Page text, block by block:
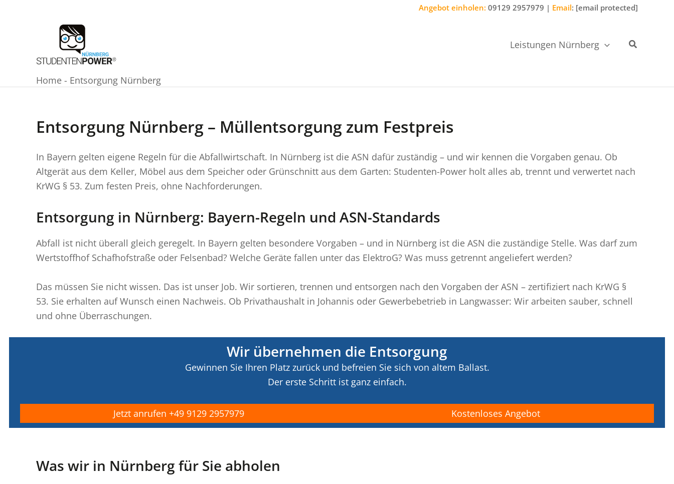
Angebot einholen: 09129 2957979 | Email: [email protected]
Leistungen Nürnberg Suchen
Home - Entsorgung Nürnberg
Entsorgung Nürnberg – Müllentsorgung zum Festpreis
In Bayern gelten eigene Regeln für die Abfallwirtschaft. In Nürnberg ist die ASN dafür zuständig – und wir kennen die Vorgaben genau. Ob
Altgerät aus dem Keller, Möbel aus dem Speicher oder Grünschnitt aus dem Garten: Studenten-Power holt alles ab, trennt und verwertet nach
KrWG § 53. Zum festen Preis, ohne Nachforderungen.
Entsorgung in Nürnberg: Bayern-Regeln und ASN-Standards
Abfall ist nicht überall gleich geregelt. In Bayern gelten besondere Vorgaben – und in Nürnberg ist die ASN die zuständige Stelle. Was darf zum
Wertstoffhof Schafhofstraße oder Felsenbad? Welche Geräte fallen unter das ElektroG? Was muss getrennt angeliefert werden?
Das müssen Sie nicht wissen. Das ist unser Job. Wir sortieren, trennen und entsorgen nach den Vorgaben der ASN – zertifiziert nach KrWG §
53. Sie erhalten auf Wunsch einen Nachweis. Ob Privathaushalt in Johannis oder Gewerbebetrieb in Langwasser: Wir arbeiten sauber, schnell
und ohne Überraschungen.
Wir übernehmen die Entsorgung
Gewinnen Sie Ihren Platz zurück und befreien Sie sich von altem Ballast.
Der erste Schritt ist ganz einfach.
Jetzt anrufen +49 9129 2957979 Kostenloses Angebot
Was wir in Nürnberg für Sie abholen